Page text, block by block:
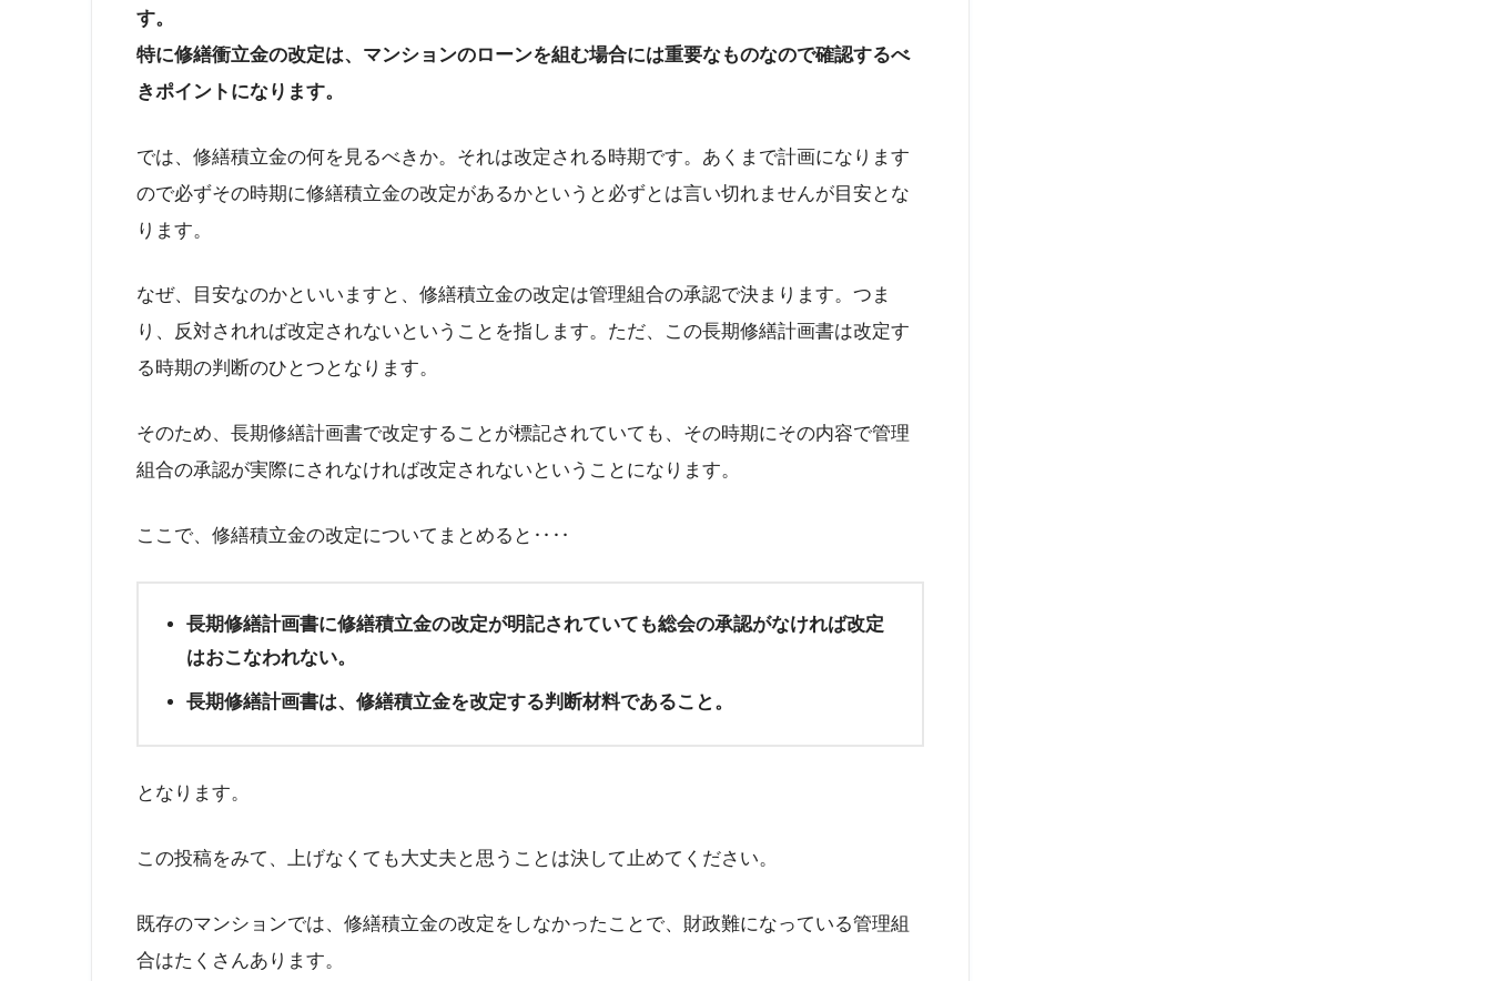
す。
特に修繕衝立金の改定は、マンションのローンを組む場合には重要なものなので確認するべ
きポイントになります。
では、修繕積立金の何を見るべきか。それは改定される時期です。あくまで計画になります
ので必ずその時期に修繕積立金の改定があるかというと必ずとは言い切れませんが目安とな
ります。
なぜ、目安なのかといいますと、修繕積立金の改定は管理組合の承認で決まります。つま
り、反対されれば改定されないということを指します。ただ、この長期修繕計画書は改定す
る時期の判断のひとつとなります。
そのため、長期修繕計画書で改定することが標記されていても、その時期にその内容で管理
組合の承認が実際にされなければ改定されないということになります。
ここで、修繕積立金の改定についてまとめると‥‥
長期修繕計画書に修繕積立金の改定が明記されていても総会の承認がなければ改定
はおこなわれない。
長期修繕計画書は、修繕積立金を改定する判断材料であること。
となります。
この投稿をみて、上げなくても大丈夫と思うことは決して止めてください。
既存のマンションでは、修繕積立金の改定をしなかったことで、財政難になっている管理組
合はたくさんあります。